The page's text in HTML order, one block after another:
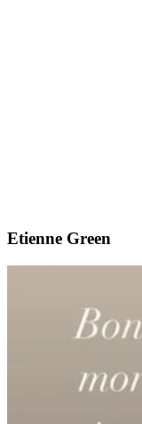
Etienne Green